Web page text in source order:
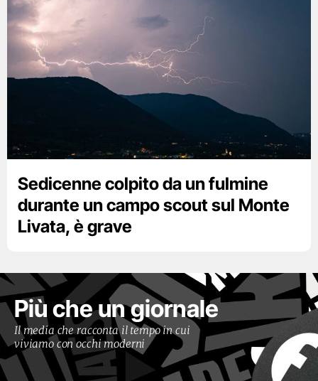
Sedicenne colpito da un fulmine
durante un campo scout sul Monte
Livata, è grave
Più che un giornale
Il media che racconta il tempo in cui
viviamo con occhi moderni